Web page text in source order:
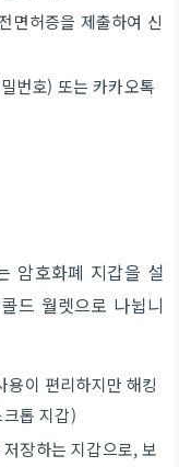
면허증을 제출하여 신
번호) 또는 카카오톡
암호화폐 지갑을 설
드 월렛으로 나뉩니
용이 편리하지만 해킹
톱 지갑)
장하는 지갑으로, 보